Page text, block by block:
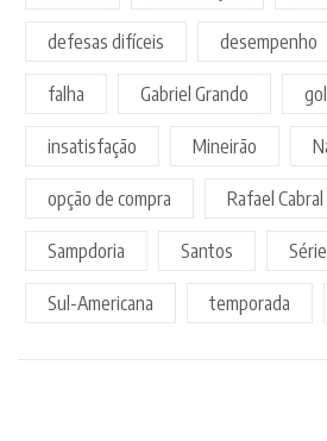
defesas difíceis desempenho
falha Gabriel Grando
insatisfação Mineirão
opção de compra Rafael Cabral
Sampdoria Santos
Sul-Americana temporada